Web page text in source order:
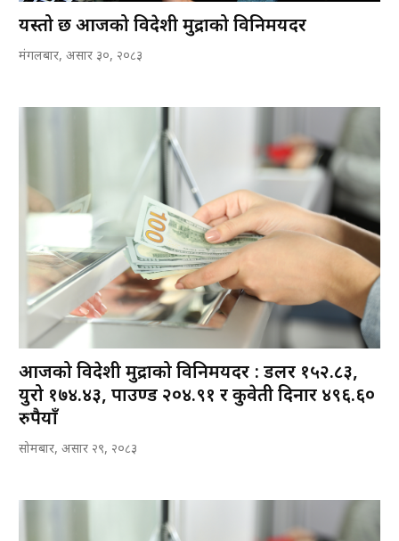
यस्तो छ आजको विदेशी मुद्राको विनिमयदर
मंगलबार, असार ३०, २०८३
आजको विदेशी मुद्राको विनिमयदर : डलर १५२‍.८३,
युरो १७४.४३, पाउण्ड २०४.९१ र कुवेती दिनार ४९६.६०
रुपैयाँ
सोमबार, असार २९, २०८३